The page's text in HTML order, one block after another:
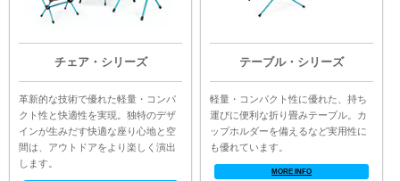
チェア・シリーズ
革新的な技術で優れた軽量・コンパ
クト性と快適性を実現。独特のデザ
インが生みだす快適な座り心地と空
間は、アウトドアをより楽しく演出
します。
テーブル・シリーズ
軽量・コンパクト性に優れた、持ち
運びに便利な折り畳みテーブル。カ
ップホルダーを備えるなど実用性に
も優れています。
MORE INFO